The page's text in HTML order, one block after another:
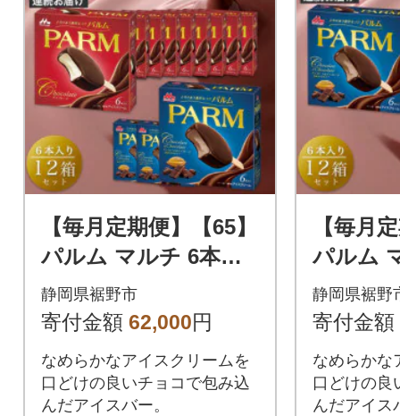
【毎月定期便】【65】
パルム マルチ 6本入×
9箱/チョコレート&チ
ョコレート 6本入×3箱
静岡県裾野市
寄付金額 62,000円
なめらかなアイスクリームを
口どけの良いチョコで包み込
んだアイスバー。
【毎月
パルム
3箱/チ
ョコレ
静岡県裾野
寄付金額
なめらかな
口どけの良
んだアイス